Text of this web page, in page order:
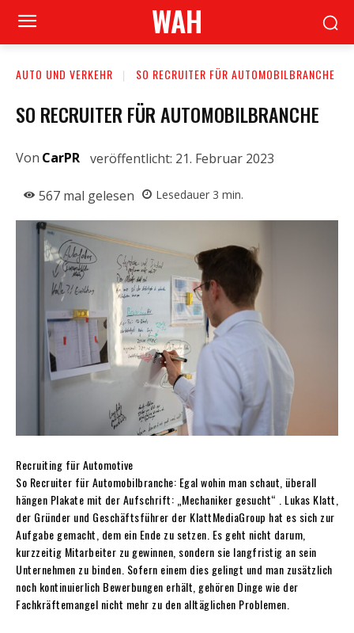
WAH
AUTO UND VERKEHR SO RECRUITER FÜR AUTOMOBILBRANCHE
SO RECRUITER FÜR AUTOMOBILBRANCHE
Von CarPR veröffentlicht: 21. Februar 2023
567 mal gelesen Lesedauer 3 min.
Recruiting für Automotive
So Recruiter für Automobilbranche: Egal wohin man schaut, überall
hängen Plakate mit der Aufschrift: „Mechaniker gesucht“ . Lukas Klatt,
der Gründer und Geschäftsführer der KlattMediaGroup hat es sich zur
Aufgabe gemacht, dem ein Ende zu setzen. Es geht nicht darum,
kurzzeitig Mitarbeiter zu gewinnen, sondern sie langfristig an sein
Unternehmen zu binden. Sofern einem dies gelingt und man zusätzlich
noch kontinuierlich Bewerbungen erhält, gehören Dinge wie der
Fachkräftemangel nicht mehr zu den alltäglichen Problemen.